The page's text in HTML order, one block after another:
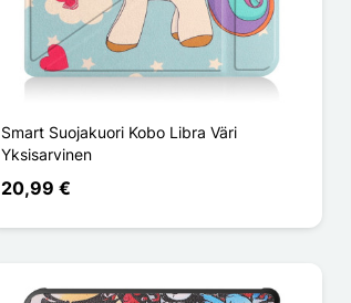
Smart Suojakuori Kobo Libra Väri
Yksisarvinen
20,99 €